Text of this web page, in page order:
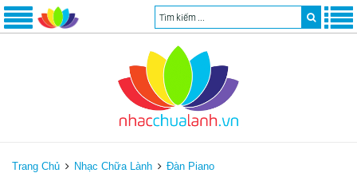
Trang Chủ Nhạc Chữa Lành Đàn Piano